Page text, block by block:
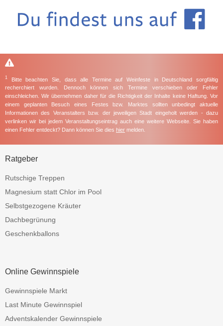
1
Bitte beachten Sie, dass alle Termine auf Weinfeste in Deutschland sorgfältig
recherchiert wurden. Dennoch können sich Termine verschieben oder Fehler
einschleichen. Wir übernehmen daher für die Richtigkeit der Inhalte keine Haftung. Vor
einem geplanten Besuch eines Festes bzw. Marktes sollten unbedingt aktuelle
Informationen des Veranstalters bzw. der jeweiligen Stadt eingeholt werden - dazu
verlinken wir bei jedem Veranstaltungseintrag auch eine weitere Webseite. Sie haben
einen Fehler entdeckt? Dann können Sie dies hier melden.
Ratgeber
Rutschige Treppen
Magnesium statt Chlor im Pool
Selbstgezogene Kräuter
Dachbegrünung
Geschenkballons
Online Gewinnspiele
Gewinnspiele Markt
Last Minute Gewinnspiel
Adventskalender Gewinnspiele